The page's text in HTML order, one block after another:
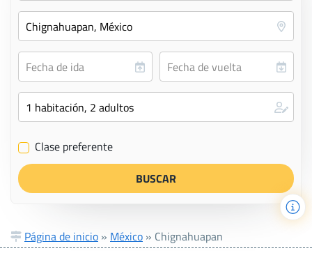
✔ Clase preferente
Página de inicio » México » Chignahuapan